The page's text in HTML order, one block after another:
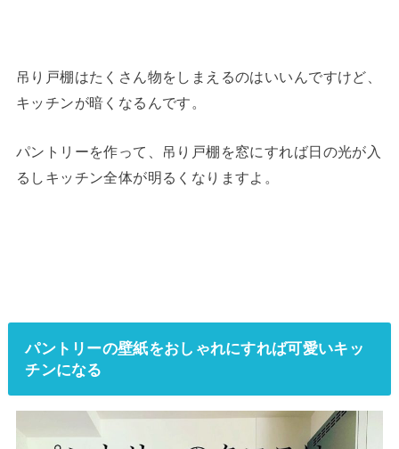
吊り戸棚はたくさん物をしまえるのはいいんですけど、
キッチンが暗くなるんです。
パントリーを作って、吊り戸棚を窓にすれば日の光が入
るしキッチン全体が明るくなりますよ。
パントリーの壁紙をおしゃれにすれば可愛いキッ
チンになる